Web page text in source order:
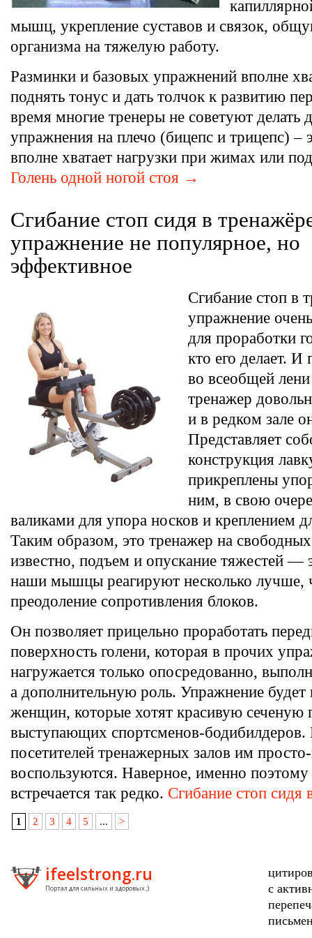
мышц, укрепление суставов и связок,
организма на тяжелую работу.
Разминки и базовых упражнений вполне
поднять тонус и дать толчок к развитию
время многие тренеры не советуют делать
упражнения на плечо (бицепс и трицепс)
вполне хватает нагрузки при жимах или
Голень одной ногой стоя →
Сгибание стоп сидя в
упражнение не популярное, но
эффективное
Сгибание стоп в
упражнение
для проработки
кто его делает. И
во всеобщей
тренажер
и в редком зале
Представляет
конструкция
прикреплены
ним, в свою
валиками для упора носков и креплением
Таким образом, это тренажер на
известно, подъем и опускание тяжестей —
наши мышцы реагируют несколько лучше,
преодоление сопротивления блоков.
Он позволяет прицельно проработать
поверхность голени, которая в прочих
нагружается только опосредованно,
а дополнительную роль. Упражнение будет
женщин, которые хотят красивую сеченую
выступающих спортсменов-бодибилдеров.
посетителей тренажерных залов им
воспользуются. Наверное, именно
встречается так редко. Сгибание стоп
1 2 3 4 5 ... >
ifeelstrong.ru
Портал для сильных и здоровых ;)
с